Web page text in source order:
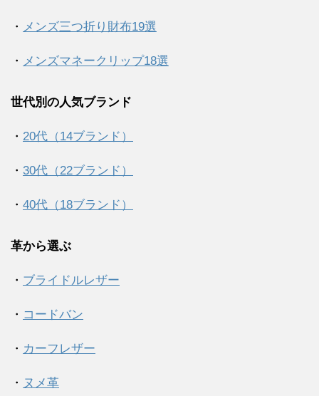
・ メンズ三つ折り財布19選
・ メンズマネークリップ18選
世代別の人気ブランド
・ 20代（14ブランド）
・ 30代（22ブランド）
・ 40代（18ブランド）
革から選ぶ
・ ブライドルレザー
・ コードバン
・ カーフレザー
・ ヌメ革